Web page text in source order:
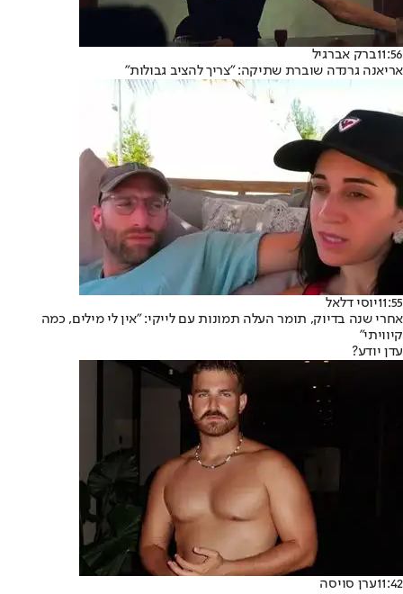
11:56ברק אברגיל
אריאנה גרנדה שוברת שתיקה: "צריך להציב גבולות"
11:55יוסי דלאל
אחרי שנה בדיוק, תומר העלה תמונות עם לייקי: "אין לי מילים, כמה
קיוויתי"
עדן יודע?
11:42ערן סויסה